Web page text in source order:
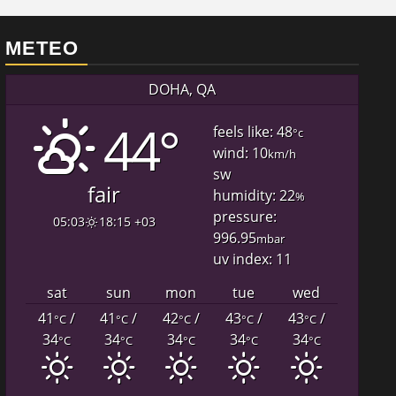
METEO
DOHA, QA
44°
fair
05:03 18:15 +03
feels like: 48°c
wind: 10km/h
sw
humidity: 22%
pressure:
996.95mbar
uv index: 11
sat
sun mon tue
wed
41°C/
34°C
41°C/
34°C
42°C/
34°C
43°C/
34°C
43°C/
34°C